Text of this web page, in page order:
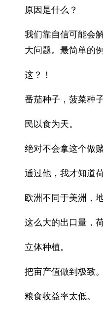
原因是什么？
我们靠自信可能会
大问题。最简单的
这？！
番茄种子，菠菜种
民以食为天。
绝对不会拿这个做赌
通过他，我才知道
欧洲不同于美洲，
这么大的出口量，
立体种植。
把亩产值做到极致
粮食收益率太低。